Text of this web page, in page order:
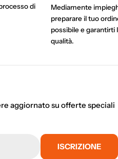
di
Mediamente
preparare il tuo
possibile e garantirti
qualità.
aggiornato su offerte speciali
ISCRIZIONE